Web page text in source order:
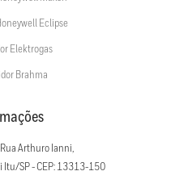
Eclipse
Elektrogas
Brahma
Arthuro Ianni,
Itu/SP - CEP: 13313-150